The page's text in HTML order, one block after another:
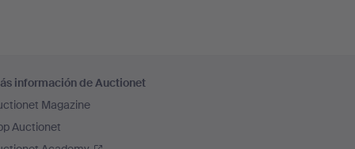
información de Auctionet
Magazine
Auctionet